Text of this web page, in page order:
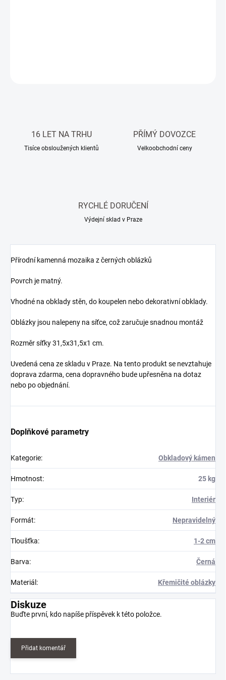
16 LET NA TRHU
Tisíce obsloužených klientů
PŘÍMÝ DOVOZCE
Velkoobchodní ceny
RYCHLÉ DORUČENÍ
Výdejní sklad v Praze
Přírodní kamenná mozaika z černých oblázků
Povrch je matný.
Vhodné na obklady stěn, do koupelen nebo dekorativní obklady.
Oblázky jsou nalepeny na síťce, což zaručuje snadnou montáž
Rozměr síťky 31,5x31,5x1 cm.
Uvedená cena ze skladu v Praze. Na tento produkt se nevztahuje
doprava zdarma, cena dopravného bude upřesněna na dotaz
nebo po objednání.
Doplňkové parametry
Kategorie: Obkladový kámen
Hmotnost: 25 kg
Typ: Interiér
Formát: Nepravidelný
Tloušťka: 1-2 cm
Barva: Černá
Materiál : Křemičité oblázky
Diskuze
Buďte první, kdo napíše příspěvek k této položce.
Přidat komentář